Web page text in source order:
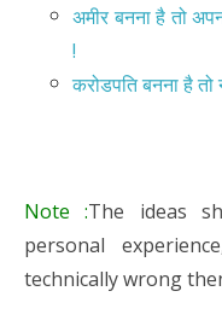
अमीर बनना है तो
!
करोडपति बनना है तो
Note :The ideas
personal
technically wrong